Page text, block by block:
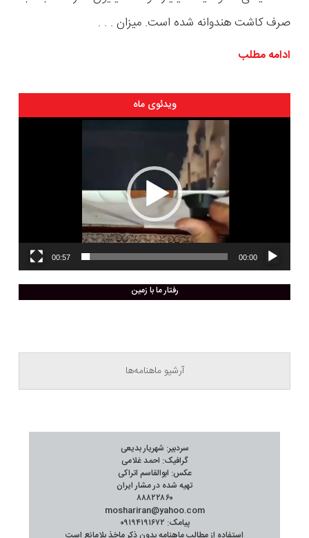
صرف کاشت هندوانه شده است. میزان . . .
ادامه مطلب
ویدئوی ماه
00:00
00:57
رفتار ما با زمین
آرشیو ماهنامه‌ها
سردبیر: شهریار بدیعی
گرافیک: احمد غلامی
عکس: ابوالقاسم اتراکی
تهیه شده در مشار ایران
۸۸۸۲۲۸۶۰
moshariran@yahoo.com
پیامک: ۰۹۱۹۴۱۹۱۶۷۲
استفاده از مطالب ماهنامه بدون ذکر ماخذ بلامانع است